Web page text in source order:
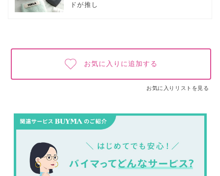
ドが推し
お気に入りに追加する
お気に入りリストを見る